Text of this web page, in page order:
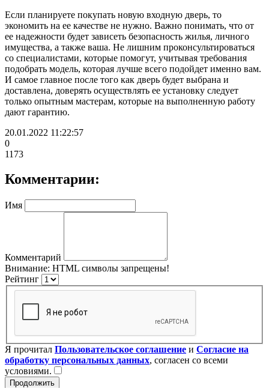
Если планируете покупать новую входную дверь, то
экономить на ее качестве не нужно. Важно понимать, что от
ее надежности будет зависеть безопасность жилья, личного
имущества, а также ваша. Не лишним проконсультироваться
со специалистами, которые помогут, учитывая требования
подобрать модель, которая лучше всего подойдет именно вам.
И самое главное после того как дверь будет выбрана и
доставлена, доверять осуществлять ее установку следует
только опытным мастерам, которые на выполненную работу
дают гарантию.
20.01.2022 11:22:57
0
1173
Комментарии:
Имя
Комментарий
Внимание: HTML символы запрещены!
Рейтинг
Я прочитал Пользовательское соглашение и Согласие на
обработку персональных данных, согласен со всеми
условиями.
Продолжить